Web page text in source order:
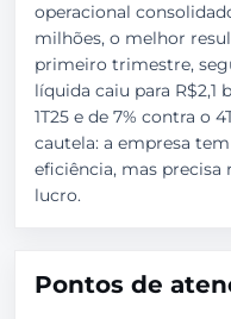
operacional
milhões, o melhor
primeiro trimestre,
líquida caiu para R$2,1
1T25 e de 7% contra o
cautela: a empresa
eficiência, mas precisa
lucro.
Pontos de